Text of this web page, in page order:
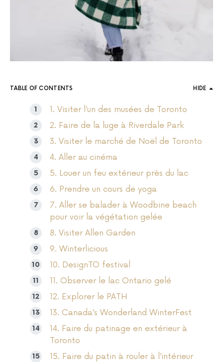
TABLE OF CONTENTS HIDE
1. Visiter l’un des musées de Toronto
2. Faire de la luge à Riverdale Park
3. Visiter le marché de Noël de Toronto
4. Aller au cinéma
5. Louer un feu extérieur près du lac
6. Prendre un cours de yoga
7. Aller se balader à Woodbine beach
pour voir la végétation gelée
8. Visiter Allen Garden
9. Winterlicious
10. DesignTO festival
11. Observer le lac Ontario gelé
12. Explorer le PATH
13. Canada’s Wonderland WinterFest
14. Faire du patinage en extérieur à
Toronto
15. Faire du patin à rouler à l’intérieur